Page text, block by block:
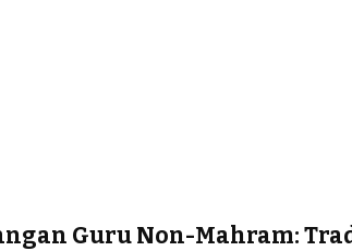
Guru Non-Mahram: